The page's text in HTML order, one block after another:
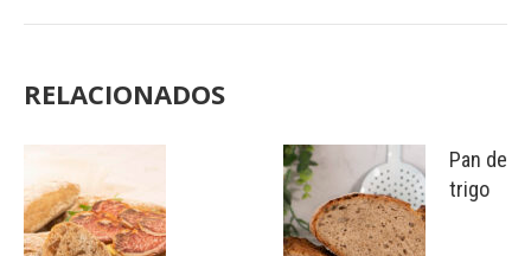
RELACIONADOS
Pan de
trigo